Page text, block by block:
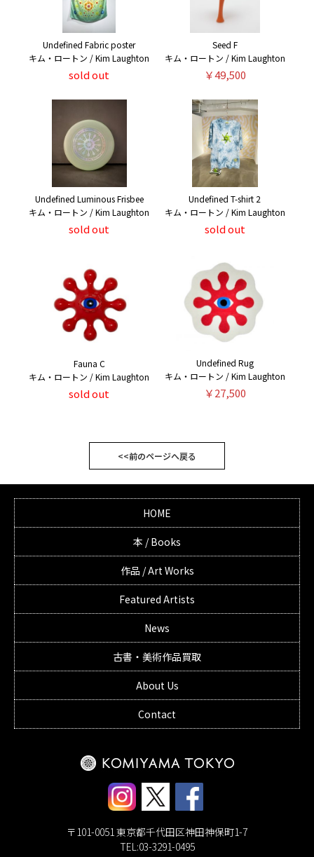
Undefined Fabric poster
キム・ロートン / Kim Laughton
sold out
Seed F
キム・ロートン / Kim Laughton
￥49,500
Undefined Luminous Frisbee
キム・ロートン / Kim Laughton
sold out
Undefined T-shirt 2
キム・ロートン / Kim Laughton
sold out
Fauna C
キム・ロートン / Kim Laughton
sold out
Undefined Rug
キム・ロートン / Kim Laughton
￥27,500
<<前のページへ戻る
HOME
本 / Books
作品 / Art Works
Featured Artists
News
古書・美術作品買取
About Us
Contact
〒101-0051 東京都千代田区神田神保町1-7
TEL:03-3291-0495